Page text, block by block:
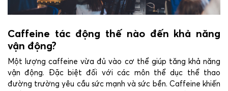
Caffeine tác động thế nào đến khả năng
vận động?
Một lượng caffeine vừa đủ vào cơ thể giúp tăng khả năng
vận động. Đặc biệt đối với các môn thể dục thể thao
đường trường yêu cầu sức mạnh và sức bền. Caffeine khiến